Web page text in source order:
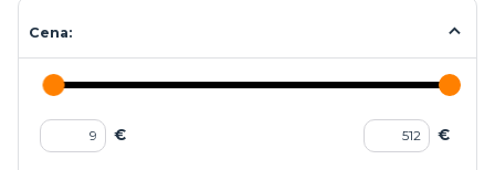
Cena:
€ €